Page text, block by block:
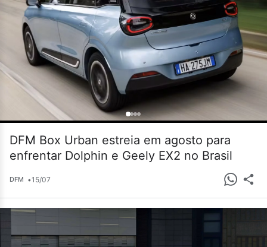
DFM Box Urban estreia em agosto para
enfrentar Dolphin e Geely EX2 no Brasil
DFM •15/07